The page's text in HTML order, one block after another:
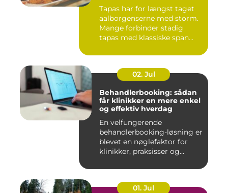
Tapas har for længst taget
aalborgenserne med storm.
Mange forbinder stadig
tapas med klassiske span...
02. Jul
Behandlerbooking: sådan
får klinikker en mere enkel
og effektiv hverdag
En velfungerende
behandlerbooking-løsning er
blevet en nøglefaktor for
klinikker, praksisser og
01. Jul